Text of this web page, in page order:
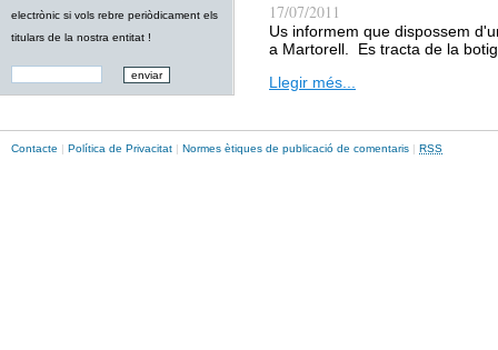
electrònic si vols rebre periòdicament els
titulars de la nostra entitat !
17/07/2011
Us informem que dispossem
a Martorell. Es tracta de la
Llegir més...
Contacte | Política de Privacitat | Normes ètiques de publicació de comentaris | RSS